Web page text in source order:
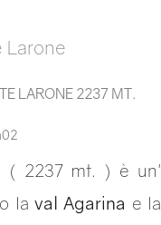
Larone
LARONE 2237 MT.
( 2237 mt. ) è un'
la val Agarina e la